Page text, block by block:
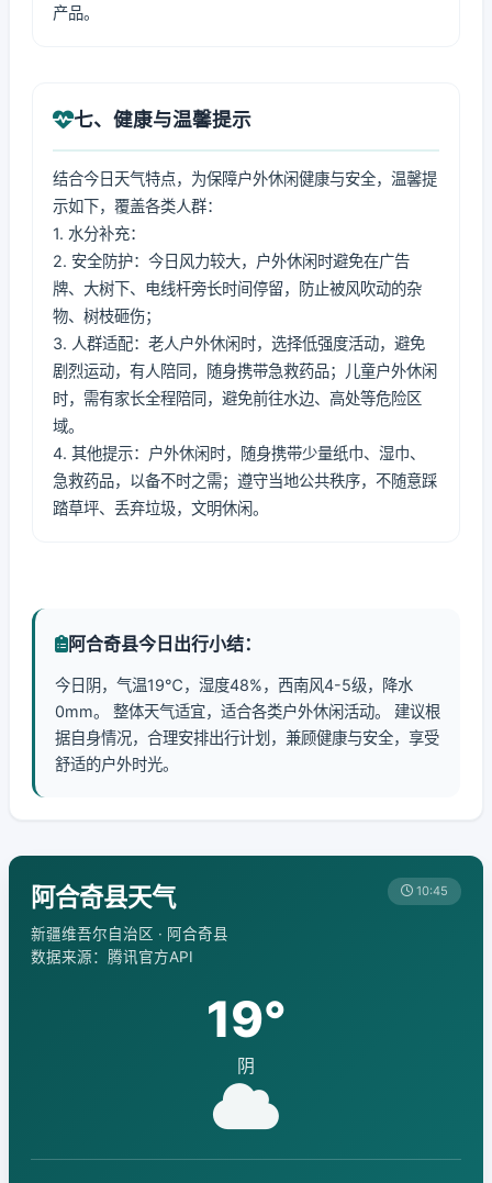
产品。
七、健康与温馨提示
结合今日天气特点，为保障户外休闲健康与安全，温馨提
示如下，覆盖各类人群：
1. 水分补充：
2. 安全防护：今日风力较大，户外休闲时避免在广告
牌、大树下、电线杆旁长时间停留，防止被风吹动的杂
物、树枝砸伤；
3. 人群适配：老人户外休闲时，选择低强度活动，避免
剧烈运动，有人陪同，随身携带急救药品；儿童户外休闲
时，需有家长全程陪同，避免前往水边、高处等危险区
域。
4. 其他提示：户外休闲时，随身携带少量纸巾、湿巾、
急救药品，以备不时之需；遵守当地公共秩序，不随意踩
踏草坪、丢弃垃圾，文明休闲。
阿合奇县今日出行小结：
今日阴，气温19℃，湿度48%，西南风4-5级，降水
0mm。 整体天气适宜，适合各类户外休闲活动。 建议根
据自身情况，合理安排出行计划，兼顾健康与安全，享受
舒适的户外时光。
阿合奇县天气
新疆维吾尔自治区 · 阿合奇县
数据来源：腾讯官方API
10:45
19°
阴